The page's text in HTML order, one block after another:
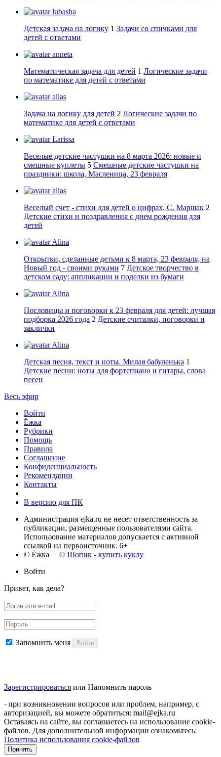
lubasha
Детская задача на логику 1 Задачи со спичками для
детей с ответами
anneta
Математическая задача для детей 1 Логические задачи
по математике для детей с ответами
allas
Задача на логику для детей 2 Логические задачи по
математике для детей с ответами
Larissa
Веселые детские частушки на 8 марта 2026: новые и
смешные куплеты 5 Смешные детские частушки на
праздники: школа, Масленица, 23 февраля
allas
Веселый счет - стихи для детей о цифрах, С. Маршак 2
Детские стихи и поздравления с днем рождения для
детей
Alina
Открытки, сделанные детьми к 8 марта, 23 февраля, на
Новый год - своими руками 7 Детское творчество в
детском саду: аппликации и поделки из бумаги
Alina
Пословицы и поговорки к 23 февраля для детей: лучшая
подборка 2026 года 2 Детские считалки, поговорки и
заклички
Alina
Детская песня, текст и ноты. Милая бабуленька 1
Детские песни: ноты для фортепиано и гитары, слова
песен
Весь эфир
Войти
Ёжка
Рубрики
Помощь
Правила
Соглашение
Конфиденциальность
Рекомендации
Контакты
В версию для ПК
Администрация ejka.ru не несет ответственность за
публикации, размещенные пользователями сайта.
Использование материалов допускается с активной
ссылкой на первоисточник. 6+
© Ёжка © Шопик - купить куклу
Войти
Привет, как дела?
Запомнить меня Войти
Зарегистрироваться или Напомнить пароль
- при возникновении вопросов или проблем, например, с
авторизацией, вы можете обратиться: mail@ejka.ru
Оставаясь на сайте, вы соглашаетесь на использование cookie-
файлов. Для дополнительной информации ознакомьтесь:
Политика использования cookie-файлов
Принять